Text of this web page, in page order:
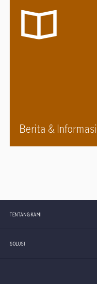
Berita & Informasi
TENTANG KAMI
SOLUSI